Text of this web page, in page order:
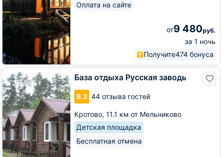
Оплата на сайте
от9 480руб.
за 1 ночь
Получите474 бонуса
База отдыха Русская заводь
9.3 44 отзыва гостей
Кротово, 11.1 км от Мельниково
Детская площадка
Бесплатная отмена
База
отдыха
Русская
заводь